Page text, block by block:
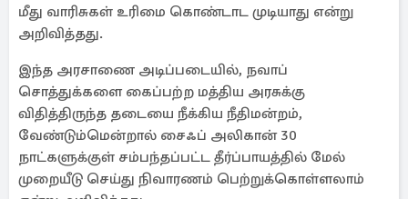
மீது வாரிசுகள் உரிமை கொண்டாட முடியாது என்று
அறிவித்தது.
இந்த அரசாணை அடிப்படையில், நவாப்
சொத்துக்களை கைப்பற்ற மத்திய அரசுக்கு
விதித்திருந்த தடையை நீக்கிய நீதிமன்றம்,
வேண்டும்மென்றால் சைஃப் அலிகான் 30
நாட்களுக்குள் சம்பந்தப்பட்ட தீர்ப்பாயத்தில் மேல்
முறையீடு செய்து நிவாரணம் பெற்றுக்கொள்ளலாம்